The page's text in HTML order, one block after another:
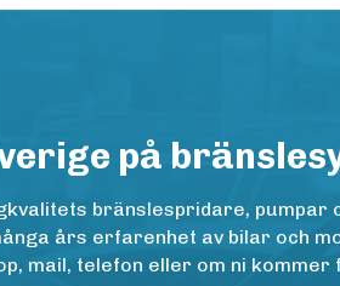
på
bränslespridare,
års erfarenhet av bilar och
mail, telefon eller om ni